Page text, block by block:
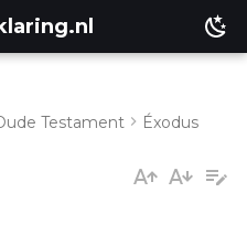
Testament Éxodus